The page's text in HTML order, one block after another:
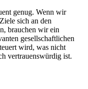
genug. Wenn wir
sich an den
brauchen wir ein
gesellschaftlichen
wird, was nicht
vertrauenswürdig ist.